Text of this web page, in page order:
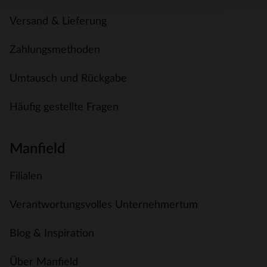
Versand & Lieferung
Zahlungsmethoden
Umtausch und Rückgabe
Häufig gestellte Fragen
Manfield
Filialen
Verantwortungsvolles Unternehmertum
Blog & Inspiration
Über Manfield